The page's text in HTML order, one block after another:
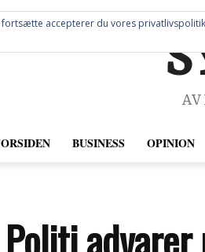
BUSINESS OPINION
fortsætte accepterer du vores